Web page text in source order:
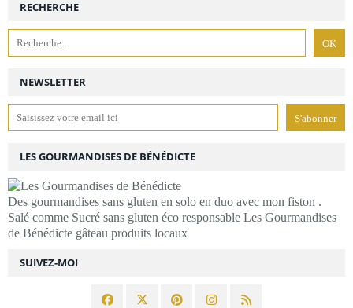
NEWSLETTER
SUIVEZ-MOI
RECHERCHE
LES GOURMANDISES DE BÉNÉDICTE
Des gourmandises sans gluten en solo en duo avec mon fiston .
Salé comme Sucré sans gluten éco responsable Les Gourmandises
de Bénédicte gâteau produits locaux